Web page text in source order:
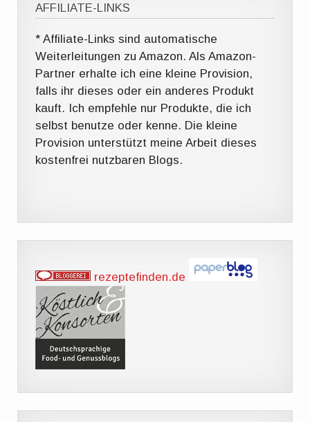
AFFILIATE-LINKS
* Affiliate-Links sind automatische
Weiterleitungen zu Amazon. Als Amazon-
Partner erhalte ich eine kleine Provision,
falls ihr dieses oder ein anderes Produkt
kauft. Ich empfehle nur Produkte, die ich
selbst benutze oder kenne. Die kleine
Provision unterstützt meine Arbeit dieses
kostenfrei nutzbaren Blogs.
rezeptefinden.de